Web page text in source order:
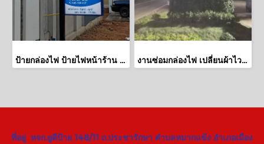
ป้ายกล่องไฟ ป้ายไฟหน้าร้าน ป้ายสำนักงานบัญชี จ.หนองบัวลำภู งานซ่อมกล่องไฟ เปลี่ยนผ้าไวนิล เปลี่ยนหลอดไฟ ร้านบึงไม้หอม
ที่อยู่ หจก.ยูดีป้าย 148/11 ถ.ประชารักษา ตำบลหมากแข้ง อำเภอเมือง